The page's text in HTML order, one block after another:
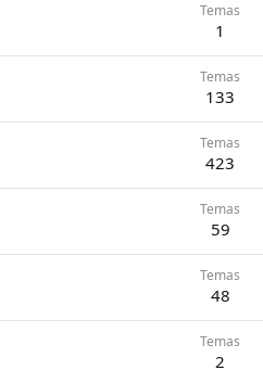
Temas
1
Temas
133
Temas
423
Temas
59
Temas
48
Temas
2